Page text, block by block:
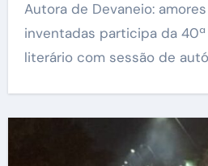
Autora de Devaneio: amores vividos, histórias
inventadas participa da
literário com sessão de